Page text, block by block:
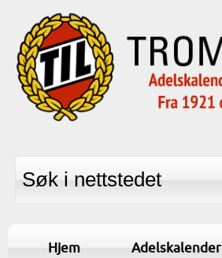
Hjem Adelskalender